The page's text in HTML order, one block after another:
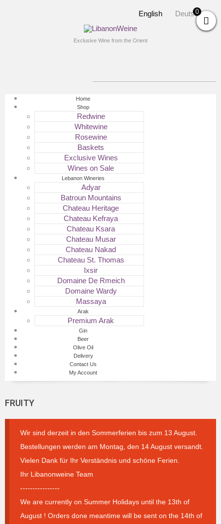
English Deutsch
Exclusive Wine from the Orient
Home
Shop
Redwine
Whitewine
Rosewine
Baskets
Exclusive Wines
Wines on Sale
Lebanon Wineries
Adyar
Batroun Mountains
Chateau Heritage
Chateau Kefraya
Chateau Ksara
Chateau Musar
Chateau Nakad
Chateau St. Thomas
Ixsir
Domaine De Rmeich
Domaine Wardy
Massaya
Arak
Premium Arak
Gin
Beer
Olive Oil
Delivery
Contact Us
My Account
FRUITY
Wir sind derzeit in den Sommerferien bis zum 13 August.
Bestellungen werden am Montag, den 14 August versandt.
Vielen Dank für Ihr Verständnis und schöne Ferien.
Ihr Libanonweine Team
----------------
We are currently on Summer Holidays until the 13th of
August ! Orders done meantime will be sent on the 14th of
0